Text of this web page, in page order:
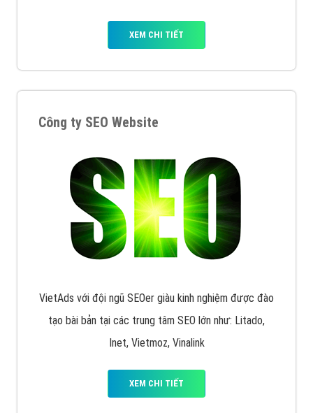
VietAds triển khai dịch vụ quảng cáo Banner Google
Display Network cho các khách hàng Doanh Nghiệp
muốn đặt Banner
Công ty SEO Website